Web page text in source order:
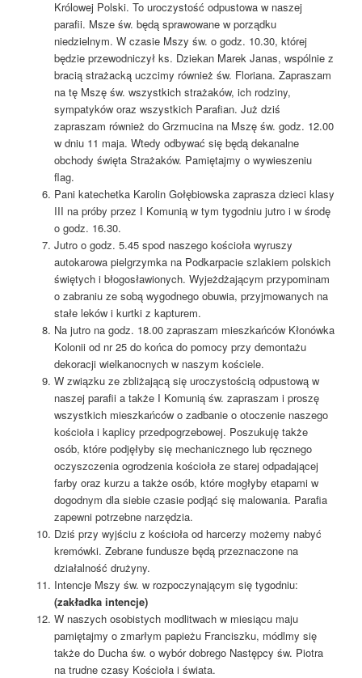
Królowej Polski. To uroczystość odpustowa w naszej
parafii. Msze św. będą sprawowane w porządku
niedzielnym. W czasie Mszy św. o godz. 10.30, której
będzie przewodniczył ks. Dziekan Marek Janas, wspólnie z
bracią strażacką uczcimy również św. Floriana. Zapraszam
na tę Mszę św. wszystkich strażaków, ich rodziny,
sympatyków oraz wszystkich Parafian. Już dziś
zapraszam również do Grzmucina na Mszę św. godz. 12.00
w dniu 11 maja. Wtedy odbywać się będą dekanalne
obchody święta Strażaków. Pamiętajmy o wywieszeniu
flag.
Pani katechetka Karolin Gołębiowska zaprasza dzieci klasy
III na próby przez I Komunią w tym tygodniu jutro i w środę
o godz. 16.30.
Jutro o godz. 5.45 spod naszego kościoła wyruszy
autokarowa pielgrzymka na Podkarpacie szlakiem polskich
świętych i błogosławionych. Wyjeżdżającym przypominam
o zabraniu ze sobą wygodnego obuwia, przyjmowanych na
stałe leków i kurtki z kapturem.
Na jutro na godz. 18.00 zapraszam mieszkańców Kłonówka
Kolonii od nr 25 do końca do pomocy przy demontażu
dekoracji wielkanocnych w naszym kościele.
W związku ze zbliżającą się uroczystością odpustową w
naszej parafii a także I Komunią św. zapraszam i proszę
wszystkich mieszkańców o zadbanie o otoczenie naszego
kościoła i kaplicy przedpogrzebowej. Poszukuję także
osób, które podjęłyby się mechanicznego lub ręcznego
oczyszczenia ogrodzenia kościoła ze starej odpadającej
farby oraz kurzu a także osób, które mogłyby etapami w
dogodnym dla siebie czasie podjąć się malowania. Parafia
zapewni potrzebne narzędzia.
Dziś przy wyjściu z kościoła od harcerzy możemy nabyć
kremówki. Zebrane fundusze będą przeznaczone na
działalność drużyny.
Intencje Mszy św. w rozpoczynającym się tygodniu:
(zakładka intencje)
W naszych osobistych modlitwach w miesiącu maju
pamiętajmy o zmarłym papieżu Franciszku, módlmy się
także do Ducha św. o wybór dobrego Następcy św. Piotra
na trudne czasy Kościoła i świata.